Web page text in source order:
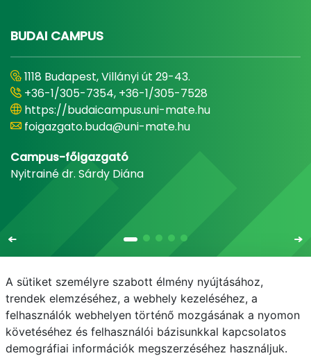
BUDAI CAMPUS
1118 Budapest, Villányi út 29-43.
+36-1/305-7354, +36-1/305-7528
https://budaicampus.uni-mate.hu
foigazgato.buda@uni-mate.hu
Campus-főigazgató
Nyitrainé dr. Sárdy Diána
E-mail Telefonkönyv NEPTUN
E-learning
Adatvédelem
A sütiket személyre szabott élmény nyújtásához,
trendek elemzéséhez, a webhely kezeléséhez, a
felhasználók webhelyen történő mozgásának a nyomon
követéséhez és felhasználói bázisunkkal kapcsolatos
demográfiai információk megszerzéséhez használjuk.